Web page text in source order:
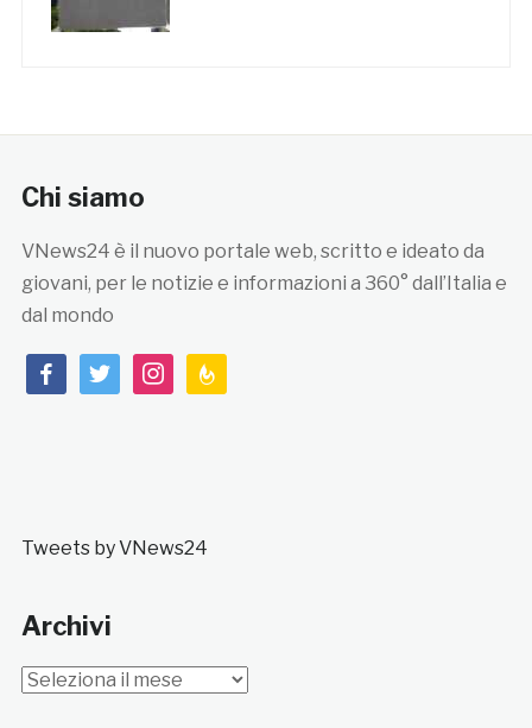
Chi siamo
VNews24 è il nuovo portale web, scritto e ideato da
giovani, per le notizie e informazioni a 360° dall’Italia e
dal mondo
facebooktwitterinstagramfeedburner
Tweets by VNews24
Archivi
Archivi